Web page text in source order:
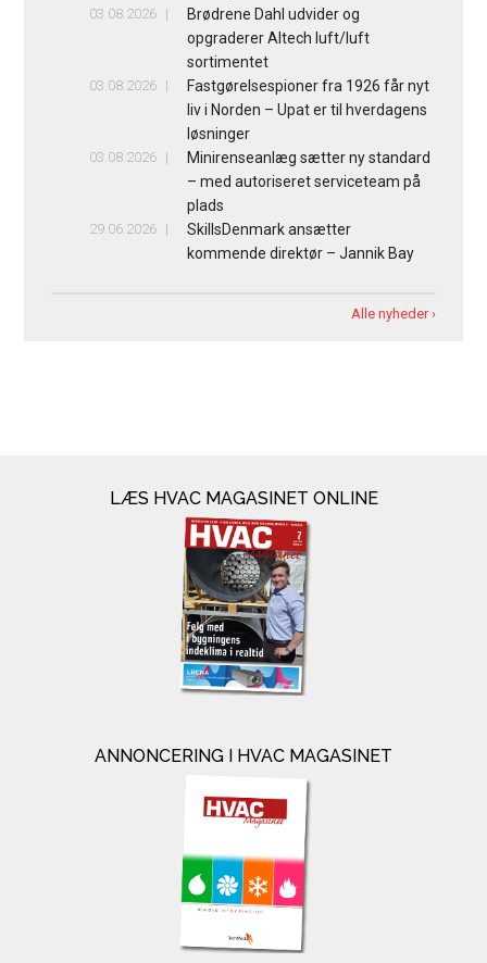
03.08.2026
Brødrene Dahl udvider og
opgraderer Altech luft/luft
sortimentet
03.08.2026
Fastgørelsespioner fra 1926 får nyt
liv i Norden – Upat er til hverdagens
løsninger
03.08.2026
Minirenseanlæg sætter ny standard
– med autoriseret serviceteam på
plads
29.06.2026
SkillsDenmark ansætter
kommende direktør – Jannik Bay
Alle nyheder ›
LÆS HVAC MAGASINET ONLINE
ANNONCERING I HVAC MAGASINET